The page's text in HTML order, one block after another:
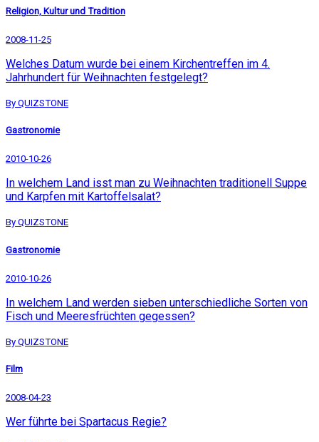
Religion, Kultur und Tradition
2008-11-25
Welches Datum wurde bei einem Kirchentreffen im 4.
Jahrhundert für Weihnachten festgelegt?
By QUIZSTONE
Gastronomie
2010-10-26
In welchem Land isst man zu Weihnachten traditionell Suppe
und Karpfen mit Kartoffelsalat?
By QUIZSTONE
Gastronomie
2010-10-26
In welchem Land werden sieben unterschiedliche Sorten von
Fisch und Meeresfrüchten gegessen?
By QUIZSTONE
Film
2008-04-23
Wer führte bei Spartacus Regie?